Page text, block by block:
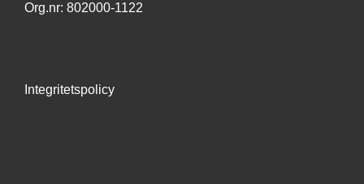
Org.nr: 802000-1122
Integritetspolicy